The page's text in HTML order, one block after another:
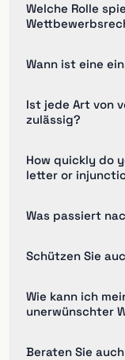
Welche Rolle
Wann ist eine
Ist jede Art von
zulässig?
How quickly do
letter or
Was passiert
Schützen Sie
Wie kann ich
unerwünschter
Beraten Sie